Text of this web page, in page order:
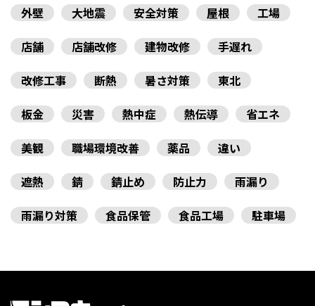
外壁
大地震 安全対策 屋根
工場
店舗
店舗改修 建物改修
手遅れ
改修工事
断熱 暑さ対策
東北
板金
災害 熱中症 熱伝導
省エネ
美観
職場環境改善 薬品
違い
遮熱
錆 錆止め 防止力
雨漏り
雨漏り対策
食品保管 食品工場 駐車場